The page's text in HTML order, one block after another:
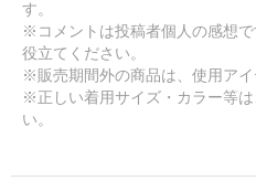
す。
※コメントは投稿者個人の感想
役立てください。
※販売期間外の商品は、使用アイ
※正しい着用サイズ・カラー等
い。